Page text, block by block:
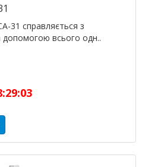
31 справляється з
всього одн..
:29:02